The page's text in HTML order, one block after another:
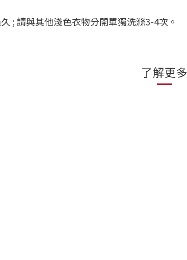
; 請與其他淺色衣物分開單獨洗滌3-4次。
了解更多